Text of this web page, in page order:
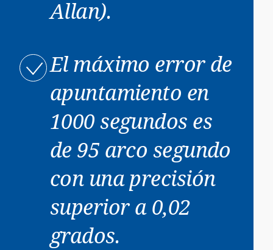
Allan).
El máximo error de
apuntamiento en
1000 segundos es
de 95 arco segundo
con una precisión
superior a 0,02
grados.